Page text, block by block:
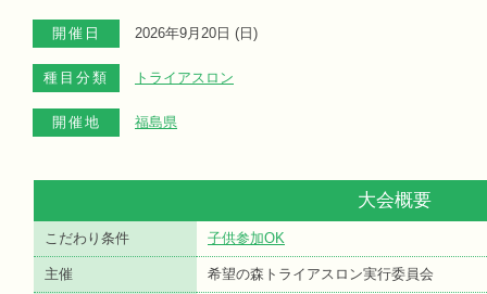
開催日 2026年9月20日 ( 日 )
種目分類 トライアスロン
開催地 福島県
大会概要
こだわり条件 子供参加OK
主催 希望の森トライアスロン実行委員会